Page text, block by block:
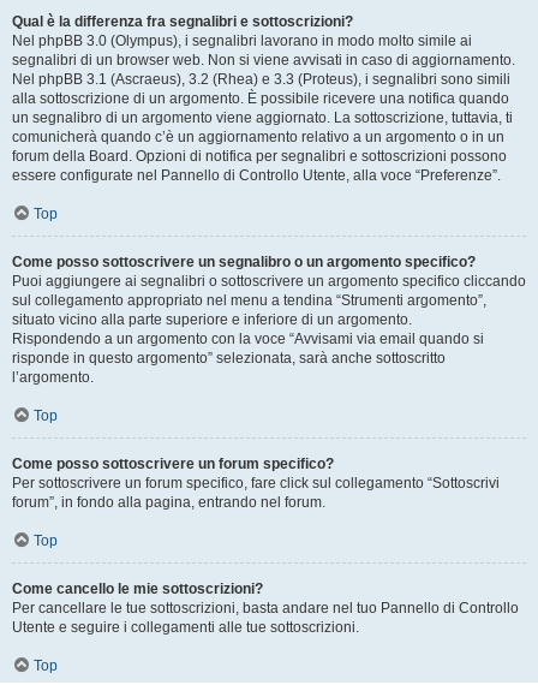
Qual è la differenza fra segnalibri e sottoscrizioni?
Nel phpBB 3.0 (Olympus), i segnalibri lavorano in modo molto simile ai
segnalibri di un browser web. Non si viene avvisati in caso di aggiornamento.
Nel phpBB 3.1 (Ascraeus), 3.2 (Rhea) e 3.3 (Proteus), i segnalibri sono simili
alla sottoscrizione di un argomento. È possibile ricevere una notifica quando
un segnalibro di un argomento viene aggiornato. La sottoscrizione, tuttavia, ti
comunicherà quando c’è un aggiornamento relativo a un argomento o in un
forum della Board. Opzioni di notifica per segnalibri e sottoscrizioni possono
essere configurate nel Pannello di Controllo Utente, alla voce “Preferenze”.
Top
Come posso sottoscrivere un segnalibro o un argomento specifico?
Puoi aggiungere ai segnalibri o sottoscrivere un argomento specifico cliccando
sul collegamento appropriato nel menu a tendina “Strumenti argomento”,
situato vicino alla parte superiore e inferiore di un argomento.
Rispondendo a un argomento con la voce “Avvisami via email quando si
risponde in questo argomento” selezionata, sarà anche sottoscritto
l’argomento.
Top
Come posso sottoscrivere un forum specifico?
Per sottoscrivere un forum specifico, fare click sul collegamento “Sottoscrivi
forum”, in fondo alla pagina, entrando nel forum.
Top
Come cancello le mie sottoscrizioni?
Per cancellare le tue sottoscrizioni, basta andare nel tuo Pannello di Controllo
Utente e seguire i collegamenti alle tue sottoscrizioni.
Top